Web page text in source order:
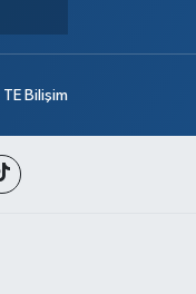
TE Bilişim